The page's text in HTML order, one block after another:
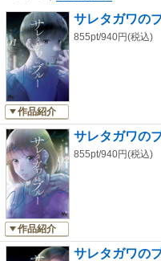
作品紹介
サレタガワの
855pt/940円(税込)
作品紹介
サレタガワの
855pt/940円(税込)
サレタガワの